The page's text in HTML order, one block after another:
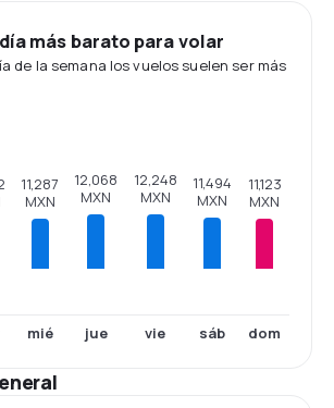
más barato para volar
de la semana los vuelos suelen ser más
11,287
MXN
mié
12,068
MXN
jue
12,248
MXN
vie
11,494
MXN
sáb
11,123
MXN
dom